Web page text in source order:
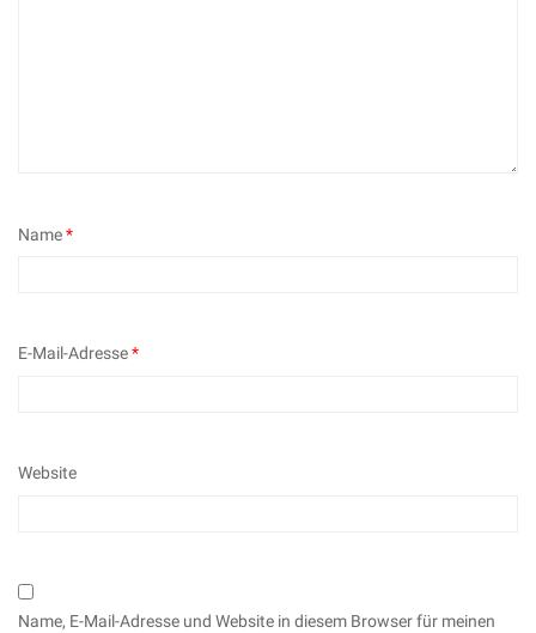
Name*
E-Mail-Adresse*
Website
Name, E-Mail-Adresse und Website in diesem Browser für meinen